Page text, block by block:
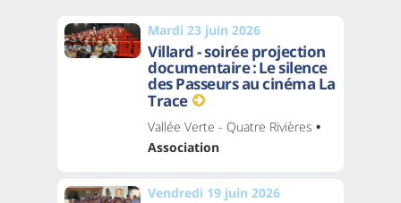
Mardi 23 juin 2026
Villard - soirée projection
documentaire : Le silence
des Passeurs au cinéma La
Trace
Vallée Verte - Quatre Rivières •
Association
Vendredi 19 juin 2026